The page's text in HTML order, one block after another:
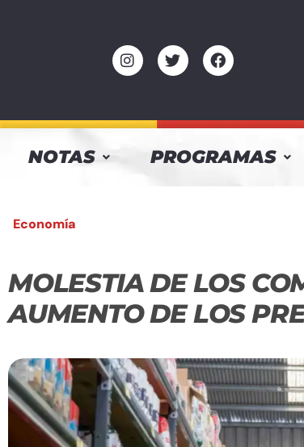
NOTAS PROGRAMAS
Economía
MOLESTIA DE LOS
AUMENTO DE LOS